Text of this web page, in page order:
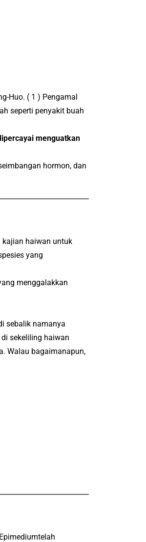
Huo. ( 1 ) Pengamal
seperti penyakit buah
menguatkan
hormon, dan
kajian haiwan untuk
yang
menggalakkan
sebalik namanya
sekeliling haiwan
Walau bagaimanapun,